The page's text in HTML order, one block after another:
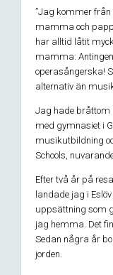
”Jag kommer
mamma och
har alltid låtit
mamma:
operasångerska!
alternativ än
Jag hade bråttom
med gymnasiet i
musikutbildning
Schools,
Efter två år på
landade jag i
uppsättning som
jag hemma. Det
Sedan några år
jorden.